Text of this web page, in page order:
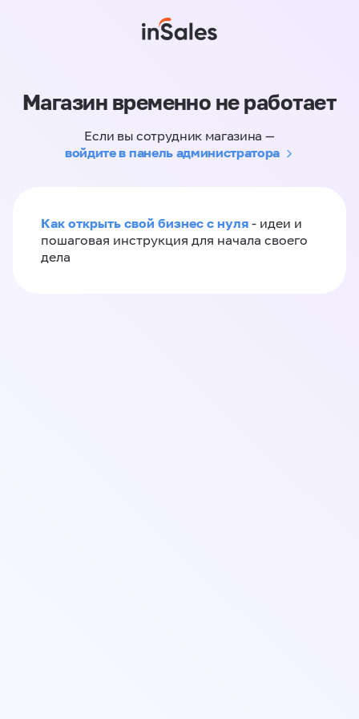
Магазин временно не работает
Если вы сотрудник магазина —
войдите в панель администратора
Как открыть свой бизнес с нуля - идеи и
пошаговая инструкция для начала своего
дела